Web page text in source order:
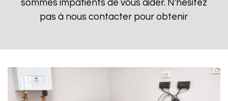
sommes impatients de vous aider. N'hésitez
pas à nous contacter pour obtenir